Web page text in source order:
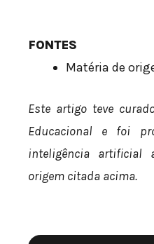
FONTES
Matéria de
Este artigo teve
Educacional e foi
inteligência
origem citada acima.